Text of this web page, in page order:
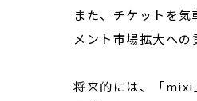
また、チケットを
メント市場拡大へ
将来的には、「mixi